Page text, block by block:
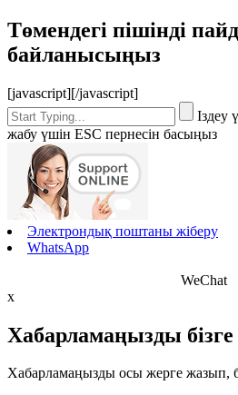
Төмендегі пішінді
байланысыңыз
[javascript][/javascript]
Іздеу
жабу үшін ESC пернесін басыңыз
Электрондық поштаны жіберу
WhatsApp
WeChat
x
Хабарламаңызды бізге
Хабарламаңызды осы жерге жазып,